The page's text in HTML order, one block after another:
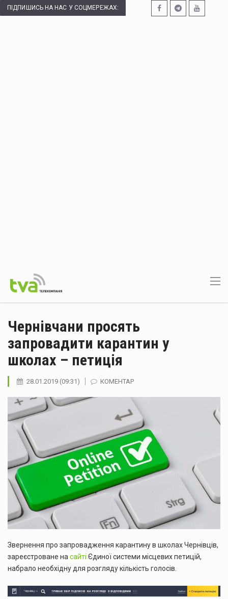
ПІДПИШИСЬ НА НАС У СОЦМЕРЕЖАХ:
Чернівчани просять
запровадити карантин у
школах – петиція
28.01.2019 (09:31) КОМЕНТАР
Звернення про запровадження карантину в школах Чернівців,
зареєстроване на сайті Єдиної системи місцевих петицій,
набрало необхідну для розгляду кількість голосів.